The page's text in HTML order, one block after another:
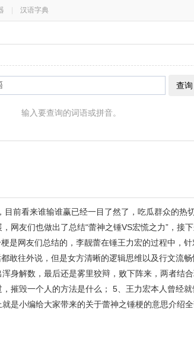
汉语字典
查询
输入要查询的词语或拼音。
前看来谁输谁赢已经一目了然了，吃瓜群众的热
网友们也做出了总结“蕾神之锤VS宏慌之力”，接
是网友们总结的，李靓蕾在锤王力宏的过程中，
敢往外说，但是女方清晰的逻辑思维以及行文流
身解数，最后还是雾里狡辩，败下阵来，两者结
摧毁一个人的方法是什么； 5、王力宏本人曾经
是小编给大家带来的关于蕾神之锤梗的意思介绍